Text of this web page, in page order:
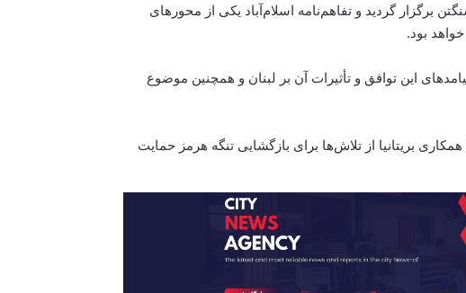
برگزار گردید و تفاهم‌نامه اسلام‌آباد یکی از محورهای
بود.
این توافق و تأثیرات آن بر لبنان و همچنین موضوع
بریتانیا از تلاش‌ها برای بازگشایی تنگه هرمز حمایت